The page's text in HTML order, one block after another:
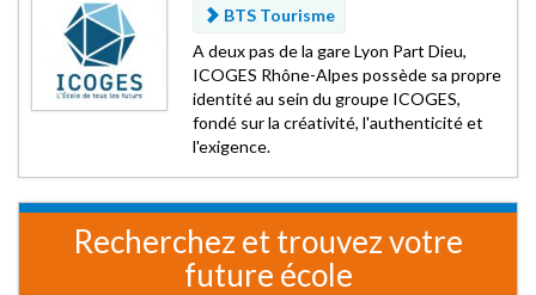
BTS Tourisme
A deux pas de la gare Lyon Part Dieu,
ICOGES Rhône-Alpes possède sa propre
identité au sein du groupe ICOGES,
fondé sur la créativité, l'authenticité et
l'exigence.
Recherchez et trouvez votre
future école